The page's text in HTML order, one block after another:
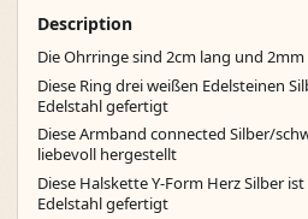
Description
Die Ohrringe sind 2cm lang und 2mm
Diese Ring drei weißen Edelsteinen
Edelstahl gefertigt
Diese Armband connected Silber/
liebevoll hergestellt
Diese Halskette Y-Form Herz Silber
Edelstahl gefertigt